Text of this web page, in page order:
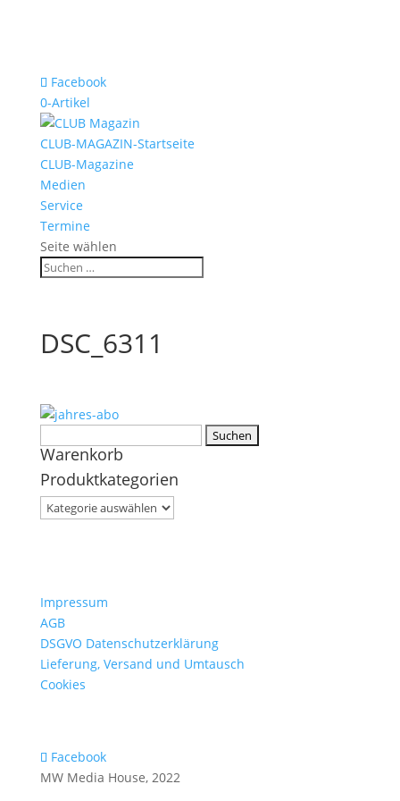
Facebook
0-Artikel
CLUB-MAGAZIN-Startseite
CLUB-Magazine
Medien
Service
Termine
Seite wählen
DSC_6311
nach:
Warenkorb
Produktkategorien
Impressum
AGB
DSGVO Datenschutzerklärung
Lieferung, Versand und Umtausch
Cookies
Facebook
MW Media House, 2022